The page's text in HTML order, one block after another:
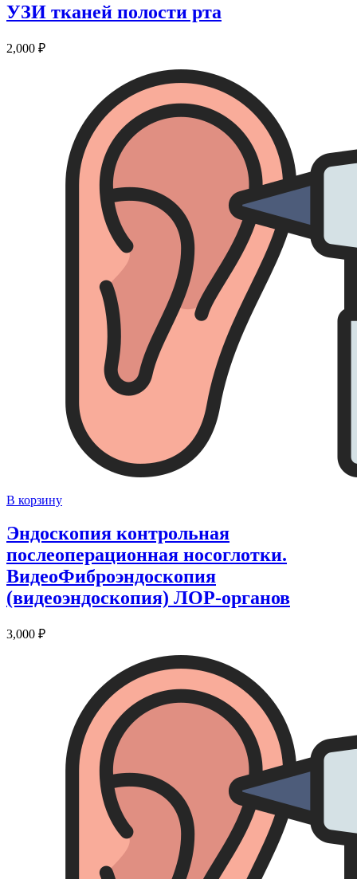
УЗИ тканей полости рта
2,000 ₽
В корзину
Эндоскопия контрольная
послеоперационная носоглотки.
ВидеоФиброэндоскопия
(видеоэндоскопия) ЛОР-органов
3,000 ₽